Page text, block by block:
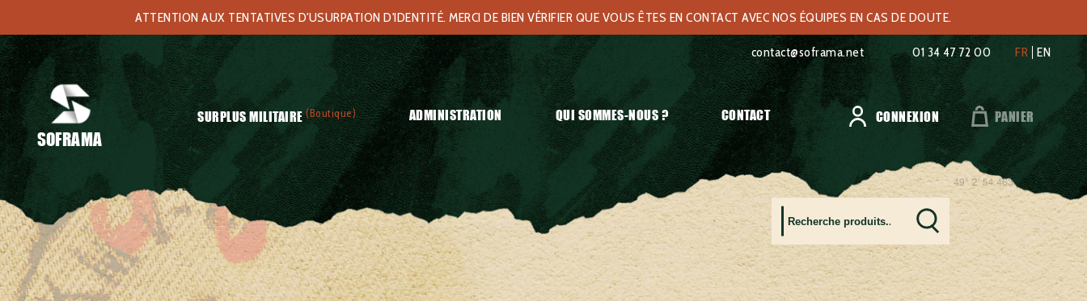
ATTENTION AUX TENTATIVES D'USURPATION D'IDENTITÉ. MERCI DE BIEN VÉRIFIER QUE VOUS ÊTES EN CONTACT AVEC NOS ÉQUIPES EN CAS DE DOUTE.
contact@soframa.net 01 34 47 72 00 FR EN
SOFRAMA
SURPLUS MILITAIRE (Boutique) ADMINISTRATION QUI SOMMES-NOUS ? CONTACT CONNEXION PANIER
/ Surplus militaire/Équipements/ Sangle courte Allemande